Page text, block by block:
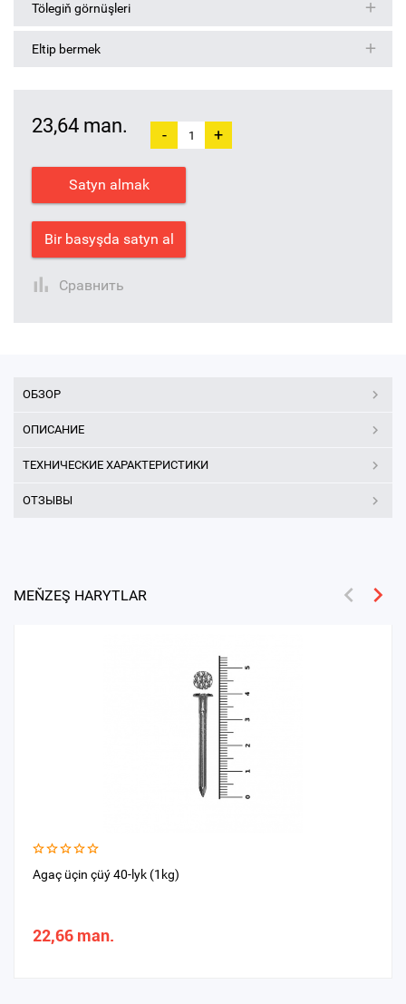
Tölegiň görnüşleri
Eltip bermek
23,64 man. - +
Satyn almak
Bir basyşda satyn al
Сравнить
ОБЗОР
ОПИСАНИЕ
ТЕХНИЧЕСКИЕ ХАРАКТЕРИСТИКИ
ОТЗЫВЫ
MEŇZEŞ HARYTLAR
Agaç üçin çüý 40-lyk (1kg)
22,66 man.